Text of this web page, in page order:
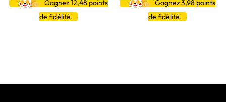
Gagnez 12,48 points
de fidélité.
Gagnez 3,98 points
de fidélité.